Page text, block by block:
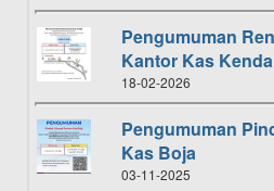
Pengumuman
Kantor Kas
18-02-2026
Pengumuman
Kas Boja
03-11-2025